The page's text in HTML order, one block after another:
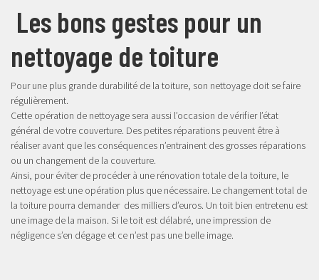
Les bons gestes pour un
nettoyage de toiture
Pour une plus grande durabilité de la toiture, son nettoyage doit se faire
régulièrement.
Cette opération de nettoyage sera aussi l’occasion de vérifier l’état
général de votre couverture. Des petites réparations peuvent être à
réaliser avant que les conséquences n’entrainent des grosses réparations
ou un changement de la couverture.
Ainsi, pour éviter de procéder à une rénovation totale de la toiture, le
nettoyage est une opération plus que nécessaire. Le changement total de
la toiture pourra demander des milliers d’euros. Un toit bien entretenu est
une image de la maison. Si le toit est délabré, une impression de
négligence s’en dégage et ce n’est pas une belle image.